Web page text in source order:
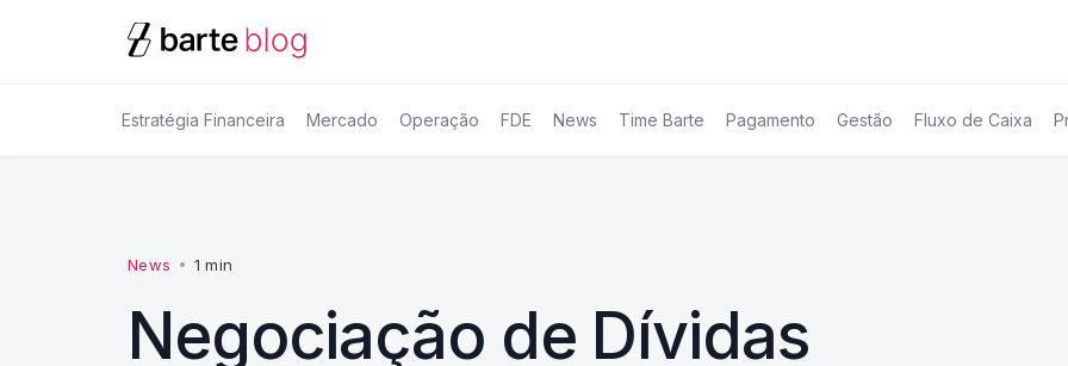
Estratégia Financeira Mercado Operação FDE News Time Barte Pagamento Gestão Fluxo de Caixa
News • 1 min
Negociação de Dívidas